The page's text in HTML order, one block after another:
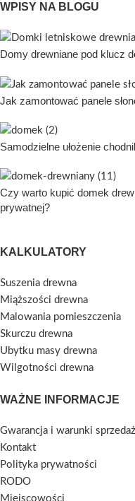
WPISY NA BLOGU
Domy drewniane pod klucz
Jak zamontować panele
Samodzielne ułożenie
Czy warto kupić domek
prywatnej?
KALKULATORY
Suszenia drewna
Miąższości drewna
Malowania pomieszczenia
Skurczu drewna
Ubytku masy drewna
Wilgotności drewna
WAŻNE INFORMACJE
Gwarancja i warunki
Kontakt
Polityka prywatności
RODO
Miejscowości